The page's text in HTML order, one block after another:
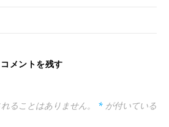
コメントを残す
ることはありません。 * が付いている